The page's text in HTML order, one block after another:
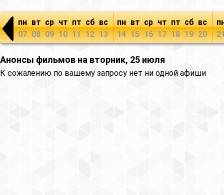
пн
07
вт
08
ср
09
чт
10
пт
11
сб
12
вс
13
пн
14
вт
15
ср
16
чт
17
пт
18
сб
19
вс
20
Анонсы фильмов на вторник, 25 июля
К сожалению по вашему запросу нет ни одной афиши